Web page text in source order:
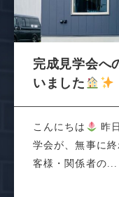
完成見学会へ
いました
こんにちは
昨
学会が、無事に終
客様・関係者の...